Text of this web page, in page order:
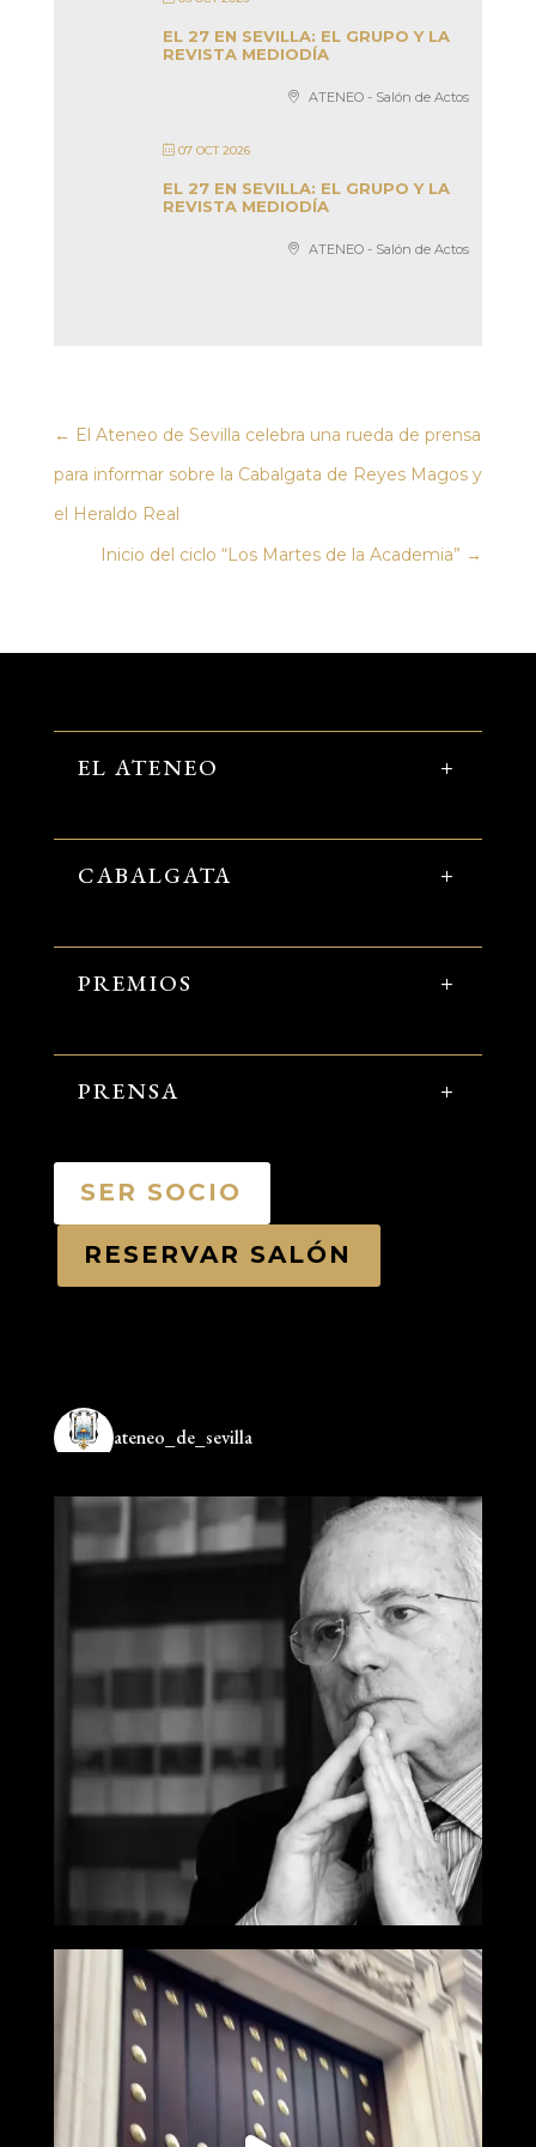
EL 27 EN SEVILLA: EL GRUPO Y LA
REVISTA MEDIODÍA
ATENEO - Salón de Actos
07 OCT 2026
EL 27 EN SEVILLA: EL GRUPO Y LA
REVISTA MEDIODÍA
ATENEO - Salón de Actos
← El Ateneo de Sevilla celebra una rueda de prensa
para informar sobre la Cabalgata de Reyes Magos y
el Heraldo Real
Inicio del ciclo “Los Martes de la Academia” →
EL ATENEO
CABALGATA
PREMIOS
PRENSA
SER SOCIO
RESERVAR SALÓN
ateneo_de_sevilla